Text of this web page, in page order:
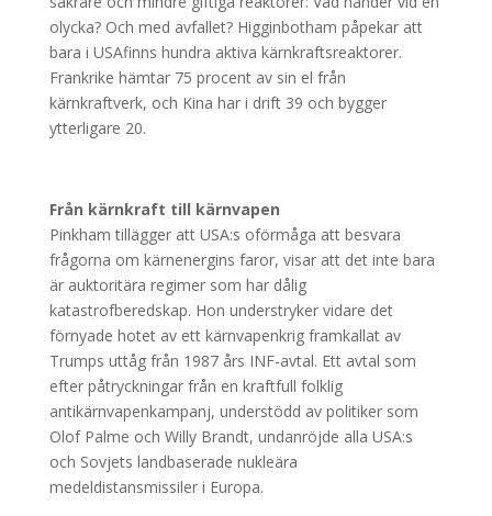
olycka? Och med avfallet? Higginbotham påpekar att
bara i USAfinns hundra aktiva kärnkraftsreaktorer.
Frankrike hämtar 75 procent av sin el från
kärnkraftverk, och Kina har i drift 39 och bygger
ytterligare 20.
Från kärnkraft till kärnvapen
Pinkham tillägger att USA:s oförmåga att besvara
frågorna om kärnenergins faror, visar att det inte bara
är auktoritära regimer som har dålig
katastrofberedskap. Hon understryker vidare det
förnyade hotet av ett kärnvapenkrig framkallat av
Trumps uttåg från 1987 års INF-avtal. Ett avtal som
efter påtryckningar från en kraftfull folklig
antikärnvapenkampanj, understödd av politiker som
Olof Palme och Willy Brandt, undanröjde alla USA:s
och Sovjets landbaserade nukleära
medeldistansmissiler i Europa.